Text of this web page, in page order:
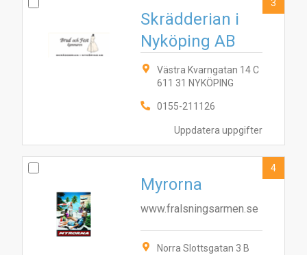
Uppdatera uppgifter
Skrädderian i
Nyköping AB
Västra Kvarngatan 14 C
611 31 NYKÖPING
0155-211126
3
Myrorna
www.fralsningsarmen.se
Norra Slottsgatan 3 B
4